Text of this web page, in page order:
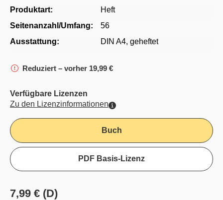
Produktart:
Heft
Seitenanzahl/Umfang:
56
Ausstattung:
DIN A4, geheftet
Reduziert – vorher 19,99 €
Verfügbare Lizenzen
Zu den Lizenzinformationen
Buch
PDF Basis-Lizenz
7,99 € (D)